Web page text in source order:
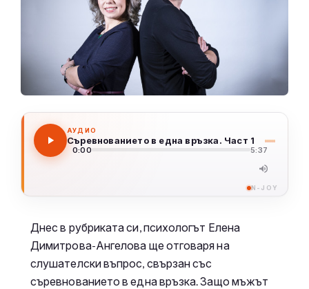
АУДИО
Съревнованието в една връзка. Част 1
0:00 5:37
N-JOY
Днес в рубриката си, психологът Елена
Димитрова-Ангелова ще отговаря на
слушателски въпрос, свързан със
съревнованието в една връзка. Защо мъжът